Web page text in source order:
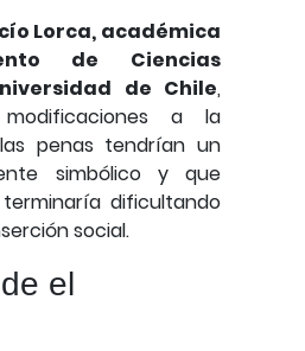
Lorca, académica
de Ciencias
de Chile,
a la
penas tendrían un
simbólico y que
dificultando
social.
el